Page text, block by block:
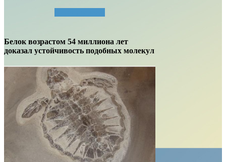
Белок возрастом 54 миллиона лет
доказал устойчивость подобных молекул